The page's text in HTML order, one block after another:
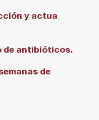
y actua
de antibióticos.
de